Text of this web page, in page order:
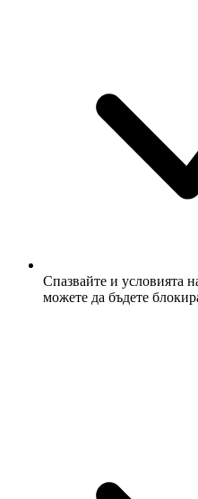
Спазвайте и условията
можете да бъдете